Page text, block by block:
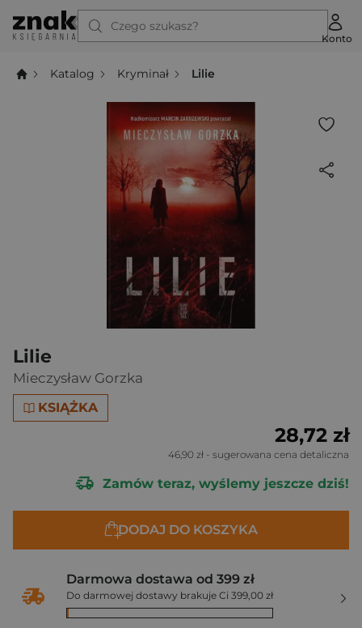
Czego szukasz?
Konto
Katalog Kryminał Lilie
Lilie
Mieczysław Gorzka
KSIĄŻKA
28,72 zł
46,90 zł - sugerowana cena detaliczna
Zamów teraz, wyślemy jeszcze dziś!
DODAJ DO KOSZYKA
Darmowa dostawa od 399 zł
Do darmowej dostawy brakuje Ci 399,00 zł